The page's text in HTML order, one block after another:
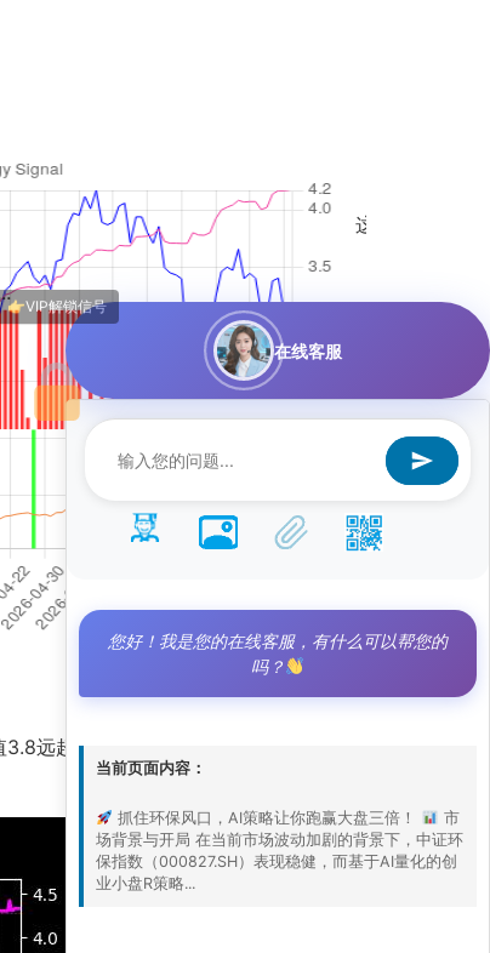
年化184%？
这收益太猛了！虽然不太懂AI量
远超基准净值1.3，展现出惊人的超额
在线客服
您好！我是您的在线客服，有什么可以帮您的
吗？
当前页面内容：
抓住环保风口，AI策略让你跑赢大盘三倍！
市
场背景与开局 在当前市场波动加剧的背景下，中证环
保指数（000827.SH）表现稳健，而基于AI量化的创
业小盘R策略...